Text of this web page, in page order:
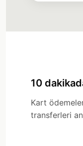
10
Kart
transferleri